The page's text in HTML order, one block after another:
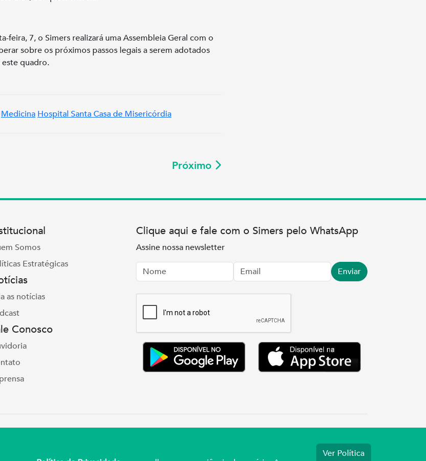
feira, 7, o Simers realizará uma Assembleia Geral com o
sobre os próximos passos legais a serem adotados
quadro.
Medicina Hospital Santa Casa de Misericórdia
Próximo
Ver Política
Somos
Estratégicas
as notícias
Conosco
Clique aqui e fale com o Simers pelo WhatsApp
Assine nossa newsletter
Nome
Email Enviar
975 Petrópolis | Porto Alegre | (51) 3027.3737
0001-03